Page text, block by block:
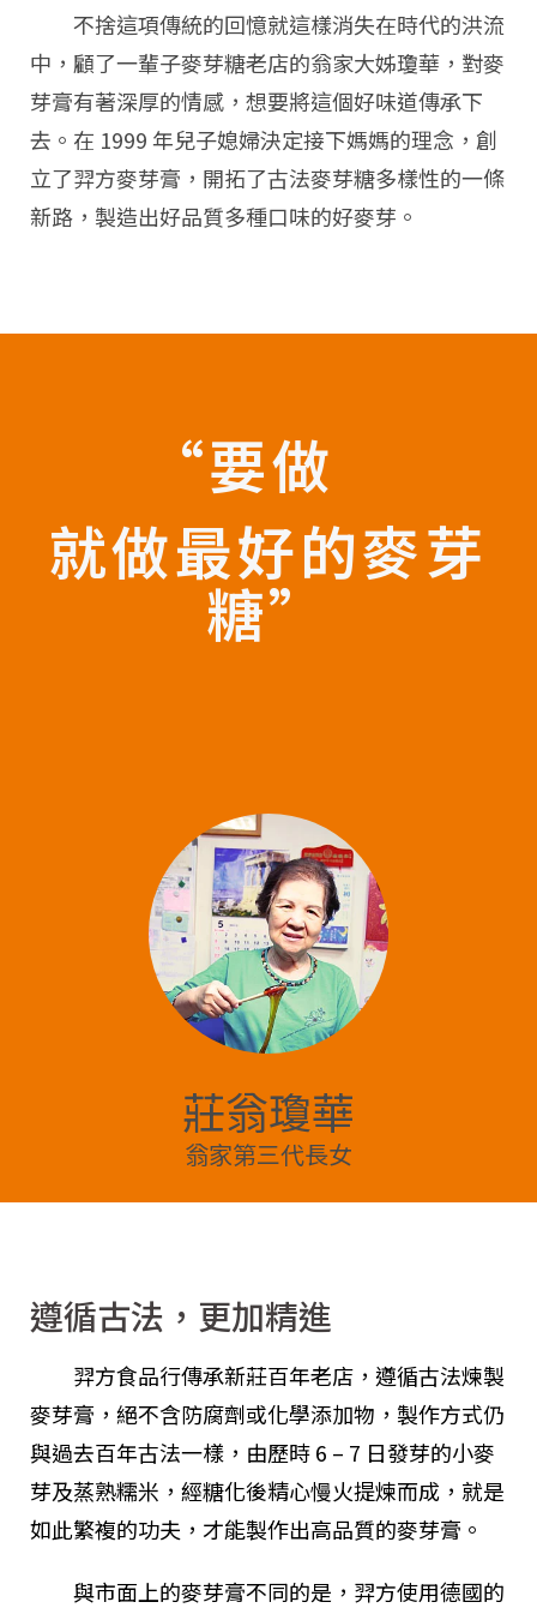
不捨這項傳統的回憶就這樣消失在時代的洪流
中，顧了一輩子麥芽糖老店的翁家大姊瓊華，對麥
芽膏有著深厚的情感，想要將這個好味道傳承下
去。在 1999 年兒子媳婦決定接下媽媽的理念，創
立了羿方麥芽膏，開拓了古法麥芽糖多樣性的一條
新路，製造出好品質多種口味的好麥芽。
“要做
就做最好的麥芽
糖”
莊翁瓊華
翁家第三代長女
遵循古法，更加精進
羿方食品行傳承新莊百年老店，遵循古法煉製
麥芽膏，絕不含防腐劑或化學添加物，製作方式仍
與過去百年古法一樣，由歷時 6 – 7 日發芽的小麥
芽及蒸熟糯米，經糖化後精心慢火提煉而成，就是
如此繁複的功夫，才能製作出高品質的麥芽膏。
與市面上的麥芽膏不同的是，羿方使用德國的